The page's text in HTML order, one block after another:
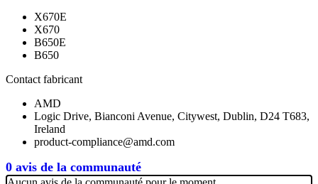
0 avis de la communauté
X670E
X670
B650E
B650
Contact fabricant
AMD
Logic Drive, Bianconi Avenue, Citywest, Dublin, D24 T683,
Ireland
product-compliance@amd.com